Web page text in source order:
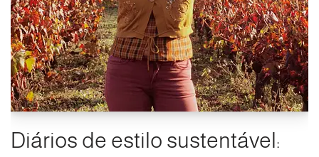
Diários de estilo sustentável: